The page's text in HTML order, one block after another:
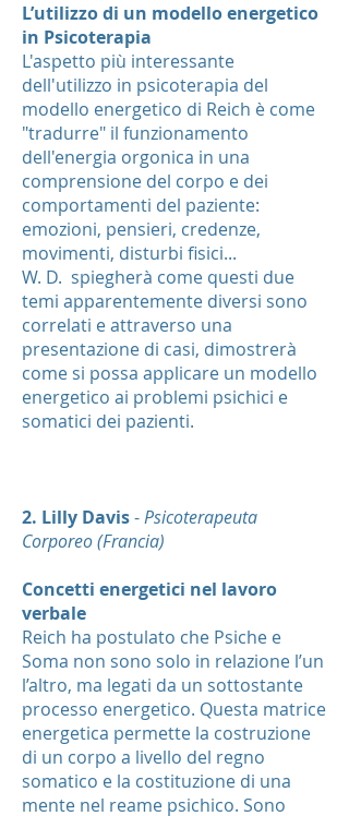
L’utilizzo di un modello energetico
in Psicoterapia
L'aspetto più interessante
dell'utilizzo in psicoterapia del
modello energetico di Reich è come
"tradurre" il funzionamento
dell'energia orgonica in una
comprensione del corpo e dei
comportamenti del paziente:
emozioni, pensieri, credenze,
movimenti, disturbi fisici...
W. D. spiegherà come questi due
temi apparentemente diversi sono
correlati e attraverso una
presentazione di casi, dimostrerà
come si possa applicare un modello
energetico ai problemi psichici e
somatici dei pazienti.
2. Lilly Davis-Psicoterapeuta
Corporeo (Francia)
Concetti energetici nel lavoro
verbale
Reich ha postulato che Psiche e
Soma non sono solo in relazione l’un
l’altro, ma legati da un sottostante
processo energetico. Questa matrice
energetica permette la costruzione
di un corpo a livello del regno
somatico e la costituzione di una
mente nel reame psichico. Sono